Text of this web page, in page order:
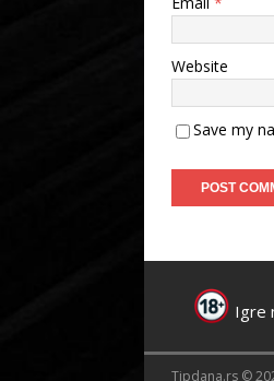
Website
Save my
Igre
Tipdana.rs ©